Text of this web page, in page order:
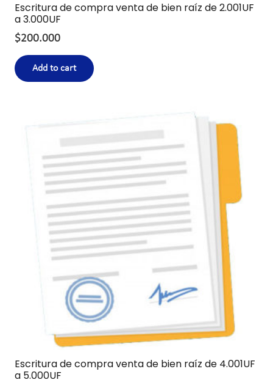
Escritura de compra venta de bien raíz de 2.001UF
a 3.000UF
$200.000
Add to cart
Escritura de compra venta de bien raíz de 4.001UF
a 5.000UF